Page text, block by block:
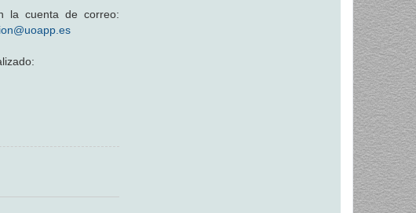
la cuenta de correo: